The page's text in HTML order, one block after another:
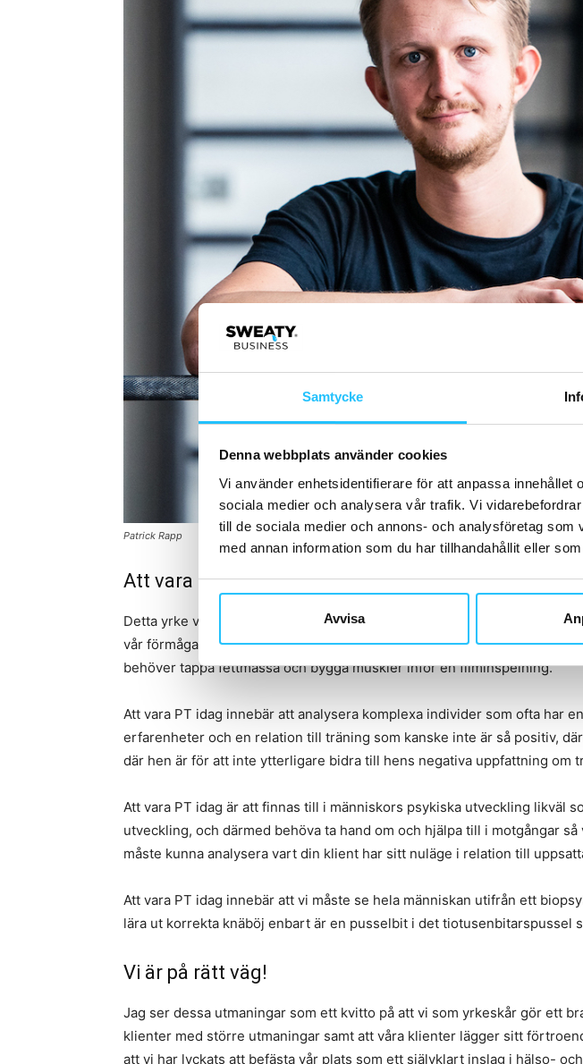
Samtycke
Denna webbplats använder cookies
Vi använder enhetsidentifierare för att anpassa
sociala medier och analysera vår trafik. Vi
till de sociala medier och annons- och analysföretag
med annan information som du har tillhandahållit eller
Avvisa
Patrick Rapp
Att vara PT år 2020
Detta yrke växer sig starkare för varje år och de klienter vi får ta hand
vår förmåga och kunskap. Att vara personlig tränare innebär inte längre
behöver tappa fettmassa och bygga muskler inför en filminspelning.
Att vara PT idag innebär att analysera komplexa individer som ofta har
erfarenheter och en relation till träning som kanske inte är så positiv,
där hen är för att inte ytterligare bidra till hens negativa uppfattning om
Att vara PT idag är att finnas till i människors psykiska utveckling likväl
utveckling, och därmed behöva ta hand om och hjälpa till i motgångar så
måste kunna analysera vart din klient har sitt nuläge i relation till
Att vara PT idag innebär att vi måste se hela människan utifrån ett
lära ut korrekta knäböj enbart är en pusselbit i det tiotusenbitarspussel
Vi är på rätt väg!
Jag ser dessa utmaningar som ett kvitto på att vi som yrkeskår gör ett
klienter med större utmaningar samt att våra klienter lägger sitt
att vi har lyckats att befästa vår plats som ett självklart inslag i hälso-